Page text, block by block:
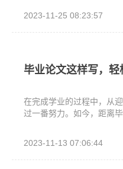
2023-11-25 08:23:57
毕业论文这样写，轻
在完成学业的过程中，从
过一番努力。如今，距离
2023-11-13 07:06:44